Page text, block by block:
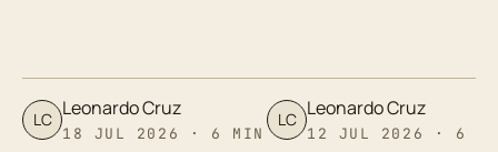
LC Leonardo Cruz
18 JUL 2026 · 6 MIN
LC Leonardo Cruz
12 JUL 2026 · 6